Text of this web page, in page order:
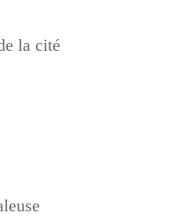
la cité